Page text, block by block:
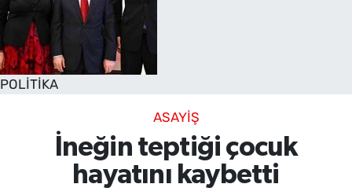
POLİTİKA
ASAYİŞ
İneğin teptiği çocuk
hayatını kaybetti